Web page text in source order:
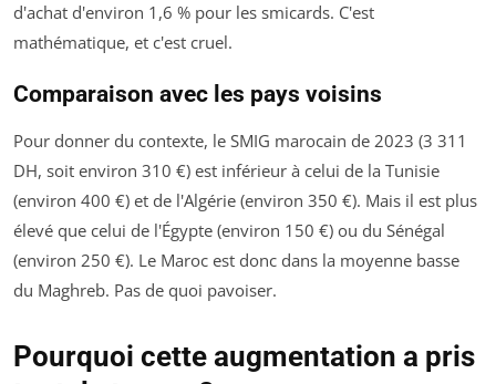
d'achat d'environ 1,6 % pour les smicards. C'est
mathématique, et c'est cruel.
Comparaison avec les pays voisins
Pour donner du contexte, le SMIG marocain de 2023 (3 311
DH, soit environ 310 €) est inférieur à celui de la Tunisie
(environ 400 €) et de l'Algérie (environ 350 €). Mais il est plus
élevé que celui de l'Égypte (environ 150 €) ou du Sénégal
(environ 250 €). Le Maroc est donc dans la moyenne basse
du Maghreb. Pas de quoi pavoiser.
Pourquoi cette augmentation a pris